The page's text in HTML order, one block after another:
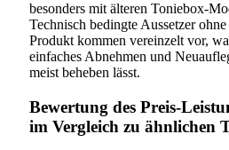
besonders mit älteren Toniebox-
Technisch bedingte Aussetzer
Produkt kommen vereinzelt vor,
einfaches Abnehmen und
meist beheben lässt.
Bewertung des Preis-
im Vergleich zu ähnlichen